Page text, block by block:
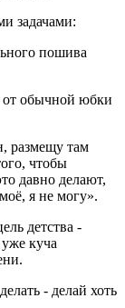
задачами:
пошива
от обычной юбки
размещу там
чтобы
давно делают,
я не могу».
детства -
куча
- делай хоть